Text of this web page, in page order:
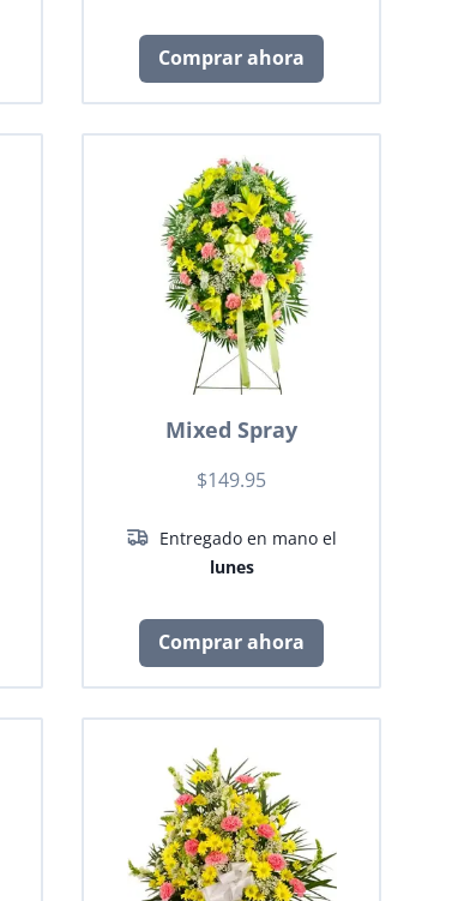
Comprar ahora
Mixed Spray
$149.95
Entregado en mano el
lunes
Comprar ahora